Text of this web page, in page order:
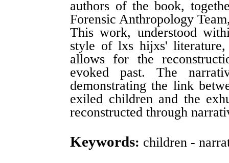
authors of the book,
Forensic Anthropology
This work, understood
style of lxs hijxs' literature,
allows for the
evoked past. The
demonstrating the link
exiled children and the
reconstructed through
Keywords: children -